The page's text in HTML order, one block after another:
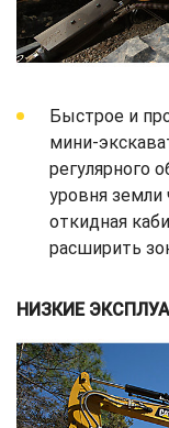
Быстрое и
мини-
регулярного
уровня
откидная
расширить
НИЗКИЕ